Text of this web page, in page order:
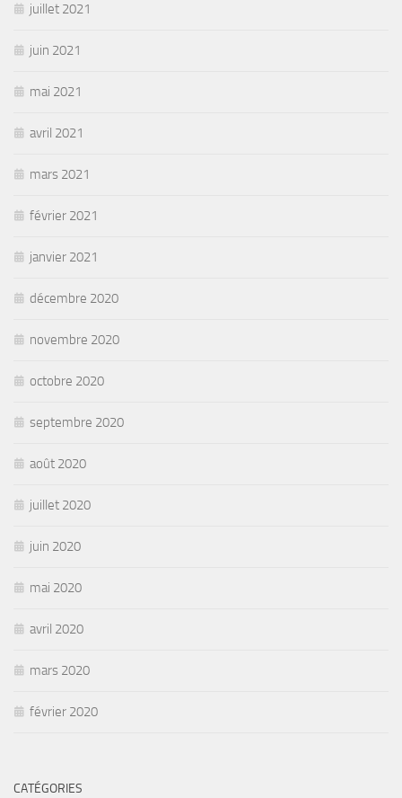
juillet 2021
juin 2021
mai 2021
avril 2021
mars 2021
février 2021
janvier 2021
décembre 2020
novembre 2020
octobre 2020
septembre 2020
août 2020
juillet 2020
juin 2020
mai 2020
avril 2020
mars 2020
février 2020
CATÉGORIES